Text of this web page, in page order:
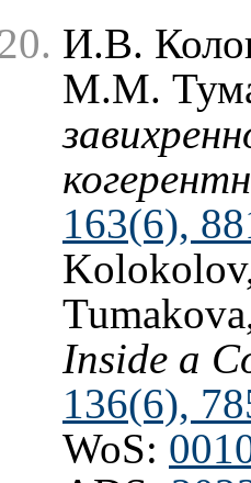
И.В.
М.М.
163(6),
Inside a
136(6),
WoS: